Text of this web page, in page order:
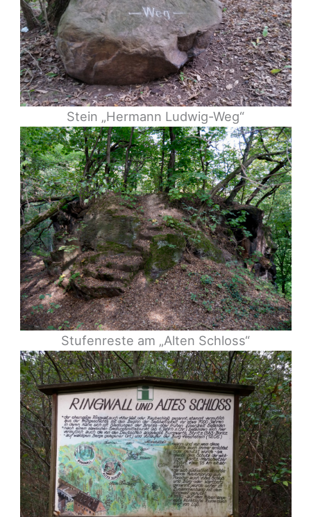
Stein „Hermann Ludwig-Weg“
Stufenreste am „Alten Schloss“